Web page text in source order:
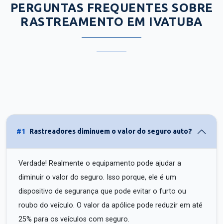
PERGUNTAS FREQUENTES SOBRE
RASTREAMENTO EM IVATUBA
#1 Rastreadores diminuem o valor do seguro auto?
Verdade! Realmente o equipamento pode ajudar a
diminuir o valor do seguro. Isso porque, ele é um
dispositivo de segurança que pode evitar o furto ou
roubo do veículo. O valor da apólice pode reduzir em até
25% para os veículos com seguro.